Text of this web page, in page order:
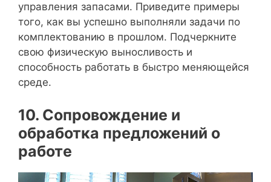
управления запасами. Приведите примеры
того, как вы успешно выполняли задачи по
комплектованию в прошлом. Подчеркните
свою физическую выносливость и
способность работать в быстро меняющейся
среде.
10. Сопровождение и
обработка предложений о
работе